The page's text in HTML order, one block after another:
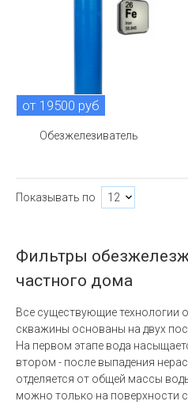
от 19500 руб
Обезжелезиватель
Показывать по
Фильтры
частного дома
Все существующие технологии
скважины основаны на двух
На первом этапе вода
втором - после выпадения
отделяется от общей массы
можно только на поверхности